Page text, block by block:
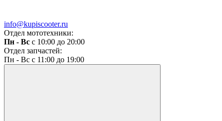
info@kupiscooter.ru
Отдел мототехники:
Пн - Вс с 10:00 до 20:00
Отдел запчастей:
Пн - Вс с 11:00 до 19:00